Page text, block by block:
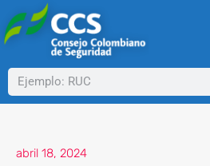
al
contenido
Buscar
abril 18, 2024